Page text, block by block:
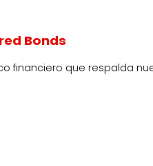
Bonds
financiero que respalda